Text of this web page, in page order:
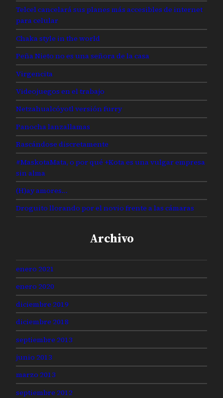
Telcel cancelará sus planes más accesibles de internet
para celular
Chaka style in the world
Peña Nieto no es una señora de la casa
Virgencita
Videojuegos en el trabajo
Netzahualcóyotl versión furry
Panocha lanzallamas
Rascándose discretamente
#MaskotaMata, o por qué +Kota es una vulgar empresa
sin alma
(H)ay amores…
Droguito llorando por el novio frente a las cámaras
Archivo
enero 2021
enero 2020
diciembre 2019
diciembre 2018
septiembre 2013
junio 2013
marzo 2013
septiembre 2012